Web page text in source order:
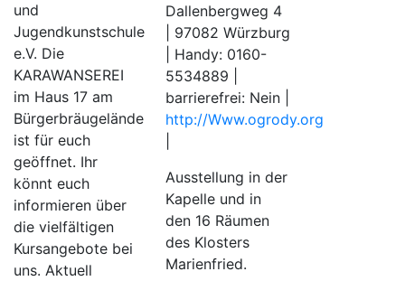
und
Jugendkunstschule
e.V. Die
KARAWANSEREI
im Haus 17 am
Bürgerbräugelände
ist für euch
geöffnet. Ihr
könnt euch
informieren über
die vielfältigen
Kursangebote bei
uns. Aktuell
Dallenbergweg 4
| 97082 Würzburg
| Handy: 0160-
5534889 |
barrierefrei: Nein |
http://Www.ogrody.org
Ausstellung in der
Kapelle und in
den 16 Räumen
des Klosters
Marienfried.